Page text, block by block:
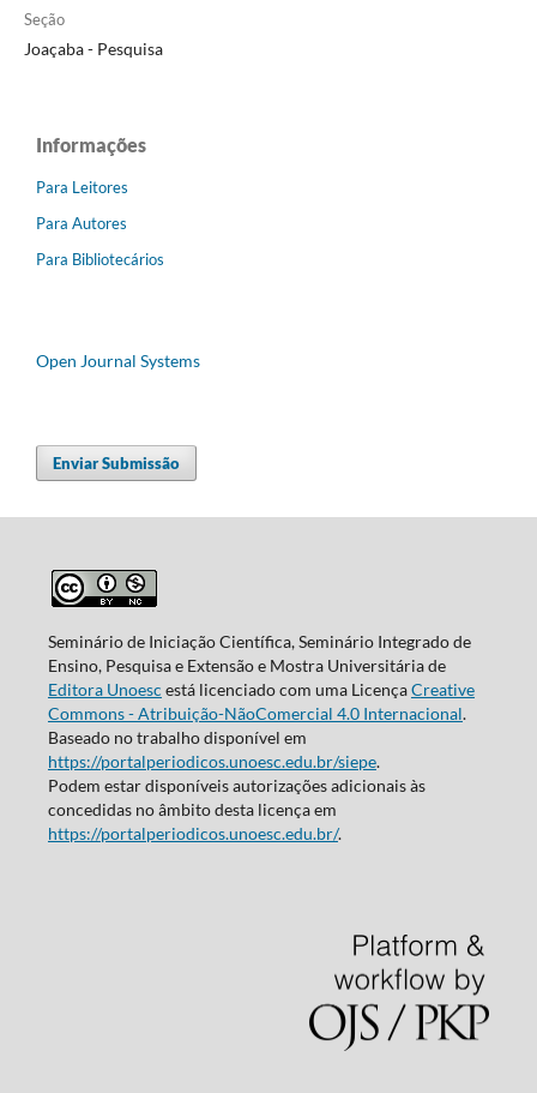
Seção
Joaçaba - Pesquisa
Informações
Para Leitores
Para Autores
Para Bibliotecários
Open Journal Systems
Enviar Submissão
Seminário de Iniciação Científica, Seminário Integrado de
Ensino, Pesquisa e Extensão e Mostra Universitária de
Editora Unoesc está licenciado com uma LicençaCreative
Commons - Atribuição-NãoComercial 4.0 Internacional.
Baseado no trabalho disponível em
https://portalperiodicos.unoesc.edu.br/siepe.
Podem estar disponíveis autorizações adicionais às
concedidas no âmbito desta licença em
https://portalperiodicos.unoesc.edu.br/.